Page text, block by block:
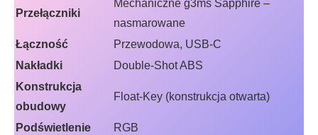
Przełączniki
Mechaniczne g3ms Sapphire –
nasmarowane
Łączność
Przewodowa, USB-C
Nakładki
Double-Shot ABS
Konstrukcja
obudowy
Float-Key (konstrukcja otwarta)
Podświetlenie
RGB